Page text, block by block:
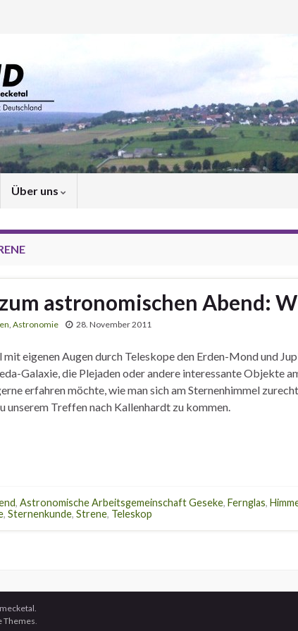
Über uns
astronomischen Abend:
, Astronomie 28. November 2011
eigenen Augen durch Teleskope den Erden-Mond und
Galaxie, die Plejaden oder andere interessante Objekte
erfahren möchte, wie man sich am Sternenhimmel
unserem Treffen nach Kallenhardt zu kommen.
, Astronomische Arbeitsgemeinschaft Geseke, Fernglas,
, Sternenkunde, Strene, Teleskop
Themes.